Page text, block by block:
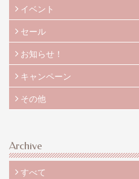
イベント
セール
お知らせ！
キャンペーン
その他
Archive
すべて